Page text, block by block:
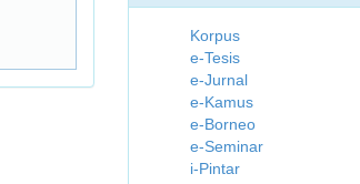
Korpus
e-Tesis
e-Jurnal
e-Kamus
e-Borneo
e-Seminar
i-Pintar